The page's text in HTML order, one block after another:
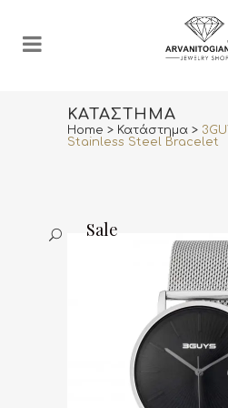
ΚΑΤΆΣΤΗΜΑ
Home > Κατάστημα >
Stainless Steel Bracelet
Sale